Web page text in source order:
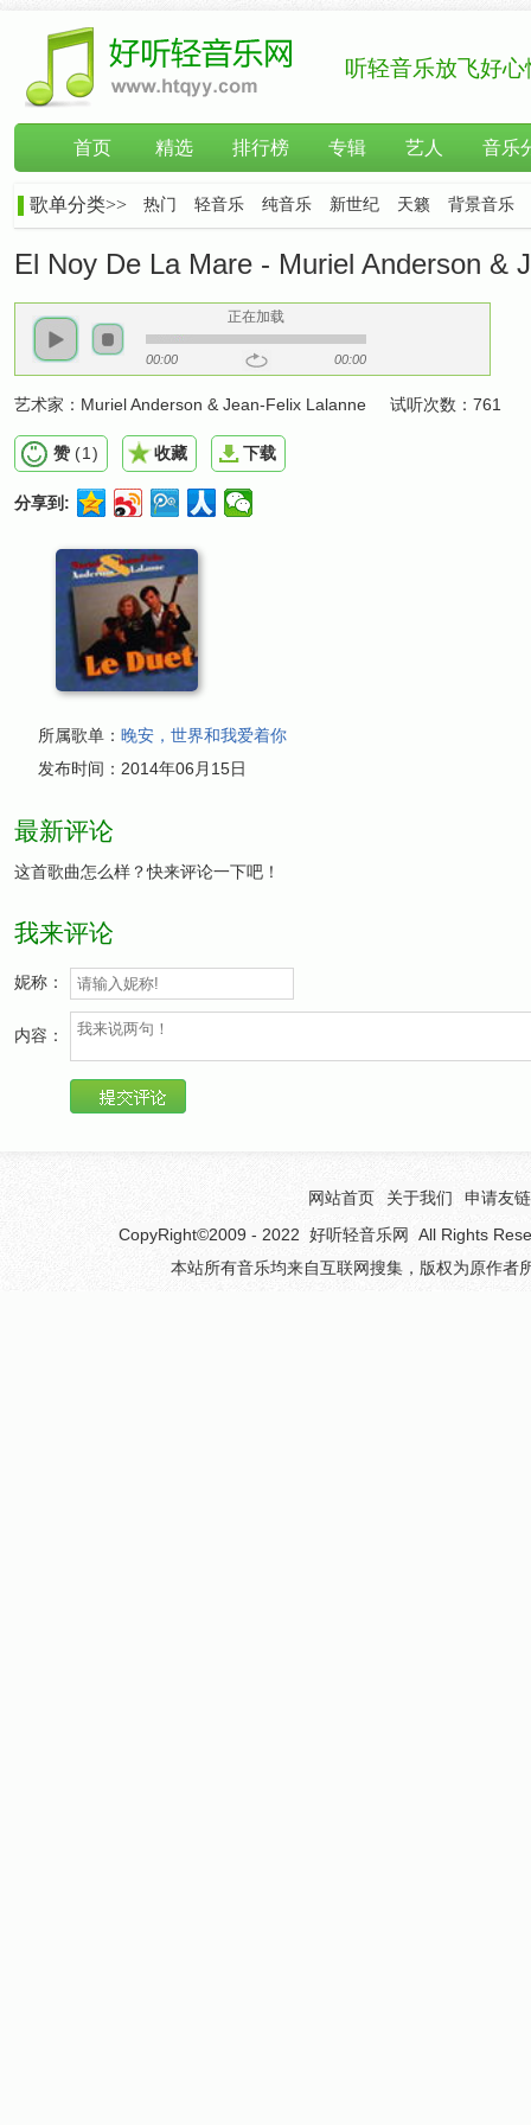
听轻音乐放飞好心
首页 精选 排行榜 专辑 艺人 音乐
歌单分类>> 热门 轻音乐 纯音乐 新世纪 天籁 背景音乐
El Noy De La Mare - Muriel Anderson &
正在加载
00:00 00:00
艺术家： Muriel Anderson & Jean-Felix Lalanne 试听次数： 761
赞 (1 ) 收藏 下载
分享到:
所属歌单： 晚安，世界和我爱着你
发布时间： 2014年06月15日
最新评论
这首歌曲怎么样？快来评论一下吧！
我来评论
妮称：
内容：
网站首页 关于我们
申请友链
CopyRight©2009 - 2022 好听轻音乐网
All Rights
本站所有音乐均来自互联网搜集，版权为原作者